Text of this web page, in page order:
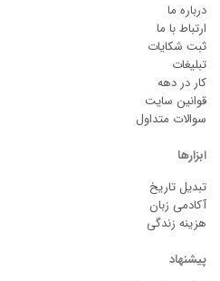
درباره ما
ارتباط با ما
ثبت شکایات
تبلیغات
کار در دهه
قوانین سایت
سوالات متداول
ابزارها
تبدیل تاریخ
آکادمی زبان
هزینه زندگی
پیشنهاد